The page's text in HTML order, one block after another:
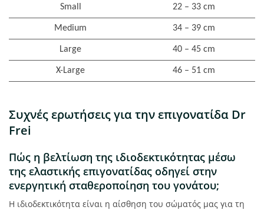
Small 22 – 33 cm
Medium 34 – 39 cm
Large 40 – 45 cm
X-Large 46 – 51 cm
Συχνές ερωτήσεις για την επιγονατίδα Dr
Frei
Πώς η βελτίωση της ιδιοδεκτικότητας μέσω
της ελαστικής επιγονατίδας οδηγεί στην
ενεργητική σταθεροποίηση του γονάτου;
Η ιδιοδεκτικότητα είναι η αίσθηση του σώματός μας για τη